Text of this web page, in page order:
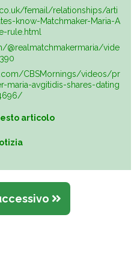
femail/relationships/arti
know-Matchmaker-Maria-A
rule.html
@realmatchmakermaria/vide
CBSMornings/videos/pr
maria-avgitidis-shares-dating
articolo